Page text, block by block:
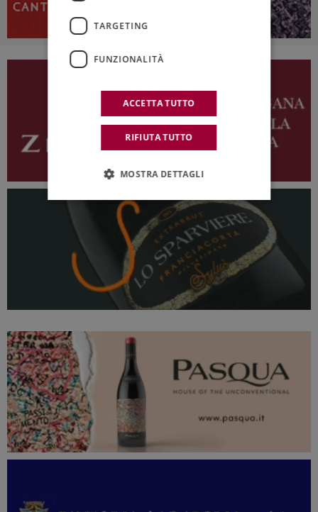
TARGETING
FUNZIONALITÀ
ACCETTA TUTTO
RIFIUTA TUTTO
MOSTRA DETTAGLI